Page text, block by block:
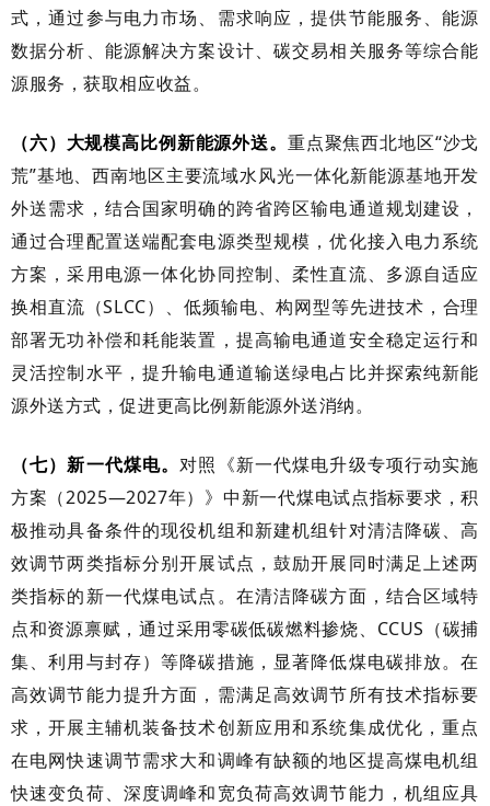
式，通过参与电力市场、需求响应，提供节能服务、能源
数据分析、能源解决方案设计、碳交易相关服务等综合能
源服务，获取相应收益。
（六）大规模高比例新能源外送。 重点聚焦西北地区“沙戈
荒”基地、西南地区主要流域水风光一体化新能源基地开发
外送需求，结合国家明确的跨省跨区输电通道规划建设，
通过合理配置送端配套电源类型规模，优化接入电力系统
方案，采用电源一体化协同控制、柔性直流、多源自适应
换相直流（SLCC）、低频输电、构网型等先进技术，合理
部署无功补偿和耗能装置，提高输电通道安全稳定运行和
灵活控制水平，提升输电通道输送绿电占比并探索纯新能
源外送方式，促进更高比例新能源外送消纳。
（七）新一代煤电。对照《新一代煤电升级专项行动实施
方案（2025—2027年）》中新一代煤电试点指标要求，积
极推动具备条件的现役机组和新建机组针对清洁降碳、高
效调节两类指标分别开展试点，鼓励开展同时满足上述两
类指标的新一代煤电试点。在清洁降碳方面，结合区域特
点和资源禀赋，通过采用零碳低碳燃料掺烧、CCUS（碳捕
集、利用与封存）等降碳措施，显著降低煤电碳排放。在
高效调节能力提升方面，需满足高效调节所有技术指标要
求，开展主辅机装备技术创新应用和系统集成优化，重点
在电网快速调节需求大和调峰有缺额的地区提高煤电机组
快速变负荷、深度调峰和宽负荷高效调节能力，机组应具